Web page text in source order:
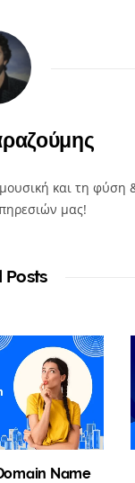
και τη φύση
μας!
Posts
Name